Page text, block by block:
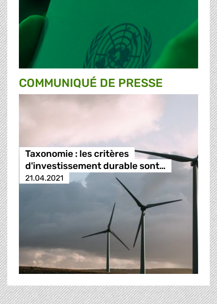
COMMUNIQUÉ DE PRESSE
Taxonomie : les critères
d'investissement durable sont…
21.04.2021